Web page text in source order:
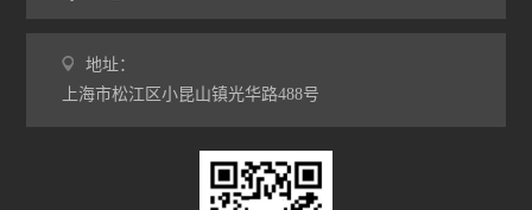
地址：
上海市松江区小昆山镇光华路488号